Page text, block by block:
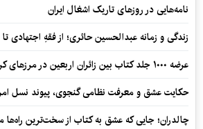
نامه‌هایی در روزهای تاریک اشغال ایران
زندگی و زمانه عبدالحسین حائری؛ از فقهِ اجتهادی
عرضه ۱۰۰۰ جلد کتاب بین زائران اربعین در مرزهای کرمانشاه
حکایت عشق و معرفت نظامی گنجوی، پیوند نسل
چالدران؛ جایی که عشق به کتاب از سخت‌ترین راه‌ها